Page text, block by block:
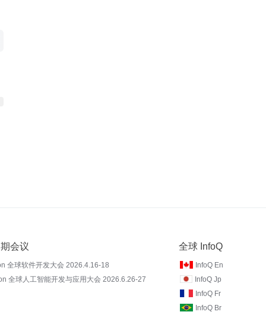
会议
全球软件开发大会 2026.4.16-18
全球人工智能开发与应用大会 2026.6.26-27
全球 InfoQ
InfoQ En
InfoQ Jp
InfoQ Fr
InfoQ Br